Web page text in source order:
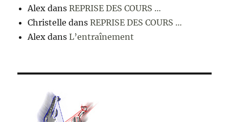
Alex dansREPRISE DES COURS …
Christelle dansREPRISE DES COURS …
Alex dansL’entraînement